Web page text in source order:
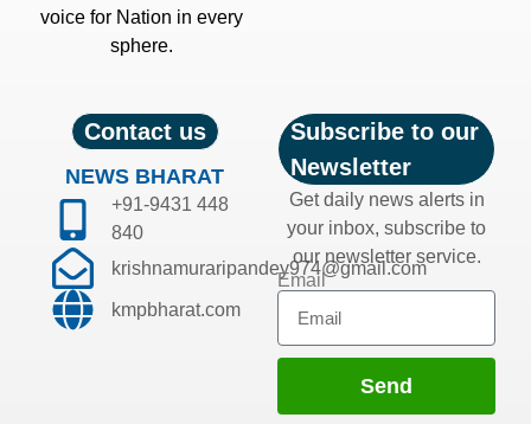
voice for Nation in every
sphere.
Contact us
NEWS BHARAT
+91-9431 448
840
krishnamuraripandey974@gmail.com
kmpbharat.com
Subscribe to our
Newsletter
Get daily news alerts in
your inbox, subscribe to
our newsletter service.
Email
Send